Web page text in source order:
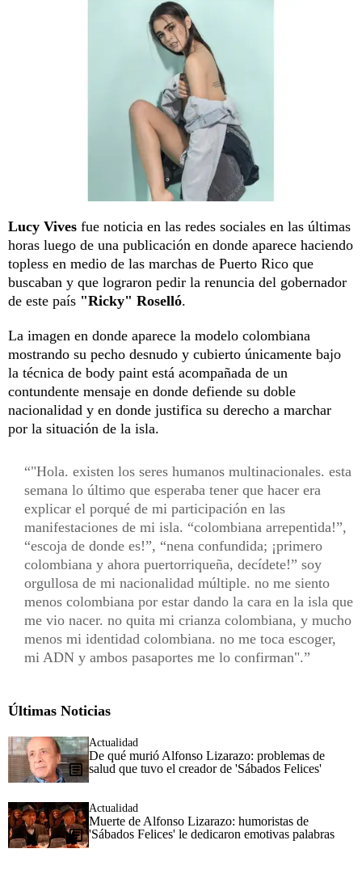
Lucy Vives fue noticia en las redes sociales en las últimas
horas luego de una publicación en donde aparece haciendo
topless en medio de las marchas de Puerto Rico que
buscaban y que lograron pedir la renuncia del gobernador
de este país "Ricky" Roselló.
La imagen en donde aparece la modelo colombiana
mostrando su pecho desnudo y cubierto únicamente bajo
la técnica de body paint está acompañada de un
contundente mensaje en donde defiende su doble
nacionalidad y en donde justifica su derecho a marchar
por la situación de la isla.
"Hola. existen los seres humanos multinacionales. esta
semana lo último que esperaba tener que hacer era
explicar el porqué de mi participación en las
manifestaciones de mi isla. “colombiana arrepentida!”,
“escoja de donde es!”, “nena confundida; ¡primero
colombiana y ahora puertorriqueña, decídete!” soy
orgullosa de mi nacionalidad múltiple. no me siento
menos colombiana por estar dando la cara en la isla que
me vio nacer. no quita mi crianza colombiana, y mucho
menos mi identidad colombiana. no me toca escoger,
mi ADN y ambos pasaportes me lo confirman".
Últimas Noticias
Actualidad
De qué murió Alfonso Lizarazo: problemas de
salud que tuvo el creador de 'Sábados Felices'
Actualidad
Muerte de Alfonso Lizarazo: humoristas de
'Sábados Felices' le dedicaron emotivas palabras